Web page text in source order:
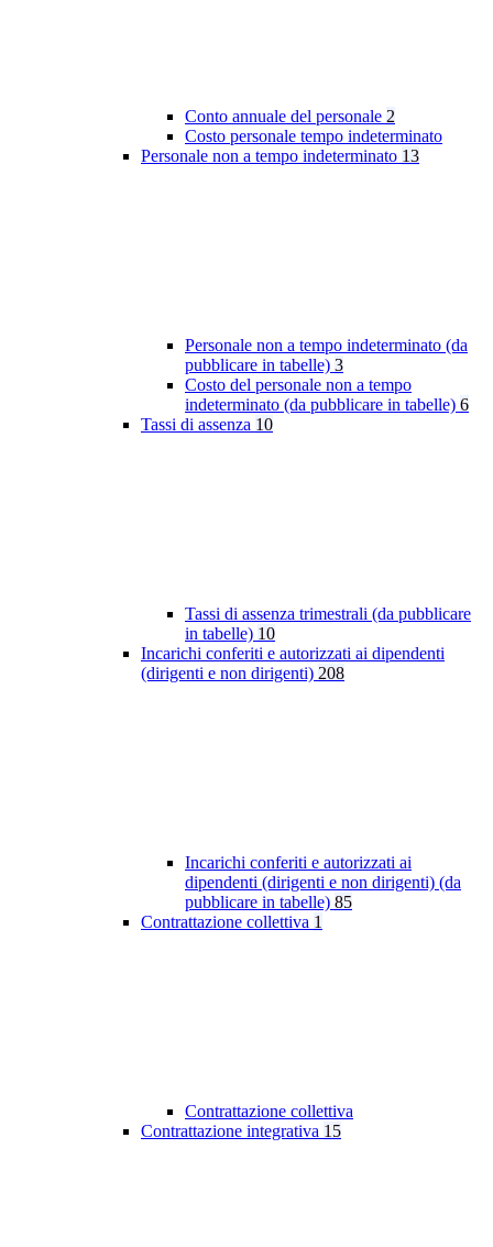
Conto annuale del personale 2
Costo personale tempo indeterminato
Personale non a tempo indeterminato 13
Personale non a tempo indeterminato (da
pubblicare in tabelle) 3
Costo del personale non a tempo
indeterminato (da pubblicare in tabelle) 6
Tassi di assenza 10
Tassi di assenza trimestrali (da pubblicare
in tabelle) 10
Incarichi conferiti e autorizzati ai dipendenti
(dirigenti e non dirigenti) 208
Incarichi conferiti e autorizzati ai
dipendenti (dirigenti e non dirigenti) (da
pubblicare in tabelle) 85
Contrattazione collettiva 1
Contrattazione collettiva
Contrattazione integrativa 15